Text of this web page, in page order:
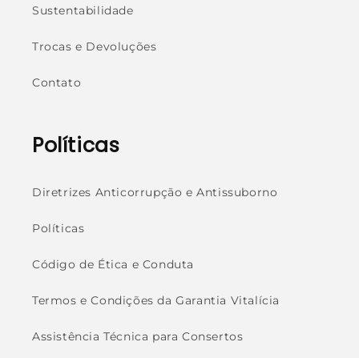
Sustentabilidade
Trocas e Devoluções
Contato
Políticas
Diretrizes Anticorrupção e Antissuborno
Políticas
Código de Ética e Conduta
Termos e Condições da Garantia Vitalícia
Assistência Técnica para Consertos